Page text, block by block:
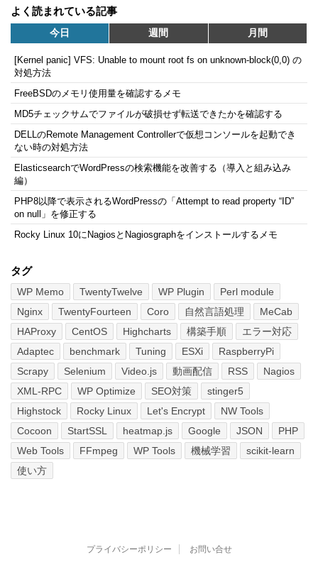
よく読まれている記事
今日 週間 月間
[Kernel panic] VFS: Unable to mount root fs on unknown-block(0,0) の
対処方法
FreeBSDのメモリ使用量を確認するメモ
MD5チェックサムでファイルが破損せず転送できたかを確認する
DELLのRemote Management Controllerで仮想コンソールを起動でき
ない時の対処方法
ElasticsearchでWordPressの検索機能を改善する（導入と組み込み
編）
PHP8以降で表示されるWordPressの「Attempt to read property “ID”
on null」を修正する
Rocky Linux 10にNagiosとNagiosgraphをインストールするメモ
タグ
WP Memo TwentyTwelve WP Plugin
Perl module
Nginx
TwentyFourteen Coro 自然言語処理
MeCab
HAProxy
CentOS Highcharts 構築手順
エラー対応
Adaptec
benchmark Tuning ESXi
RaspberryPi
Scrapy
Selenium Video.js 動画配信 RSS
Nagios
XML-RPC
WP Optimize SEO対策
stinger5
Highstock
Rocky Linux Let's Encrypt
NW Tools
Cocoon
StartSSL heatmap.js Google JSON
PHP
Web Tools
FFmpeg WP Tools 機械学習
scikit-learn
使い方
プライバシーポリシー お問い合せ